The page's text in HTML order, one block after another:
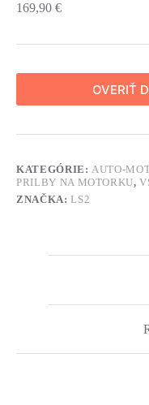
169,90 €
OVERIŤ
KATEGÓRIE:AUTO-
PRILBY NA MOTORKU,
ZNAČKA:LS2